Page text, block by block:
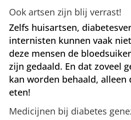
Ook artsen zijn blij verrast!
Zelfs huisartsen,
internisten kunnen vaak
deze mensen de
zijn gedaald. En dat zoveel
kan worden behaald,
eten!
Medicijnen bij diabetes